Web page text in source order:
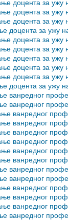
доцента за
доцента за
доцента за
доцента за
доцента за
доцента за
доцента за
доцента за
доцента за
доцента за
ванредног
ванредног
ванредног
ванредног
ванредног
ванредног
ванредног
ванредног
ванредног
ванредног
ванредног
ванредног
ванредног
ванредног